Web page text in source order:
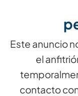
Este anuncio
el
contacto